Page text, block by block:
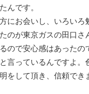
んです。
にお会いし、いろい
のが東京ガスの田口さ
ので安心感はあった
言っているんですよ。
をして頂き、信頼でき